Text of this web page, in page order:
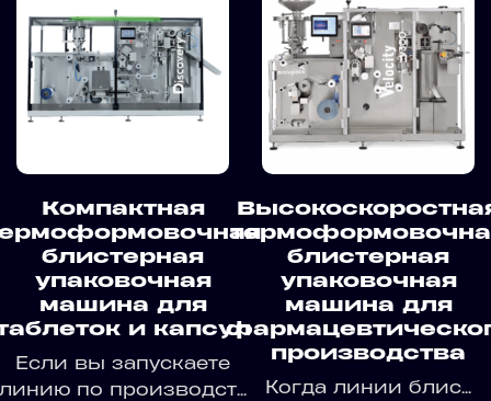
Компактная
блистерная
упаковочная
машина для
и капсул
Если вы запускаете
линию по производст...
блистерная
упаковочная
машина для
производства
Когда линии блис...